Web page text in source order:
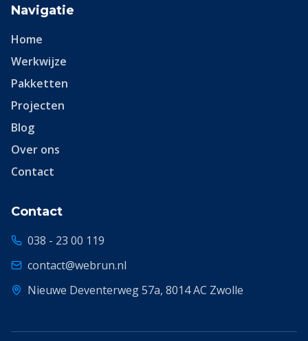
Navigatie
Home
Werkwijze
Pakketten
Projecten
Blog
Over ons
Contact
Contact
038 - 23 00 119
contact@webrun.nl
Nieuwe Deventerweg 57a, 8014 AC Zwolle